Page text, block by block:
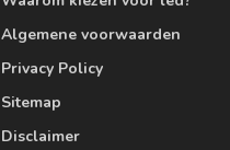
Algemene voorwaarden
Privacy Policy
Sitemap
Disclaimer